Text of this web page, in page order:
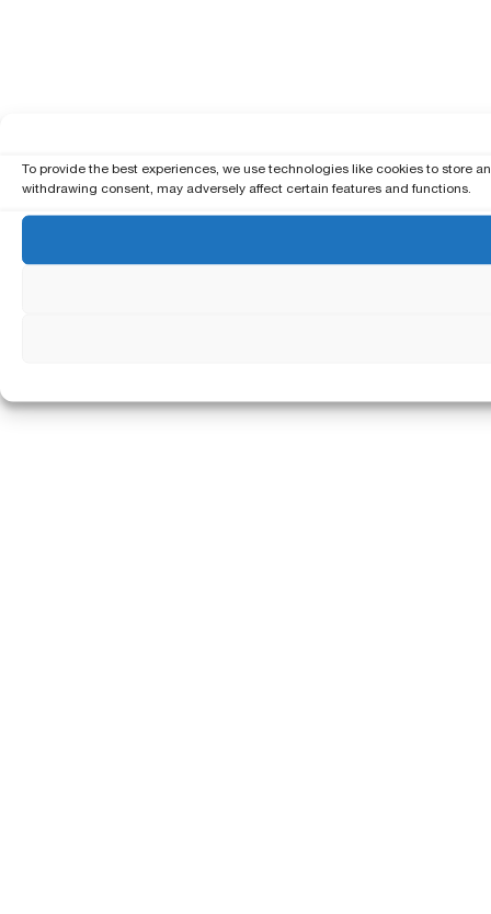
To provide the best experiences, we use technologies like cookies to store
withdrawing consent, may adversely affect certain features and functions.